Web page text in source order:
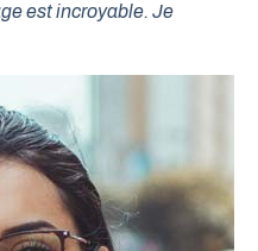
est incroyable. Je